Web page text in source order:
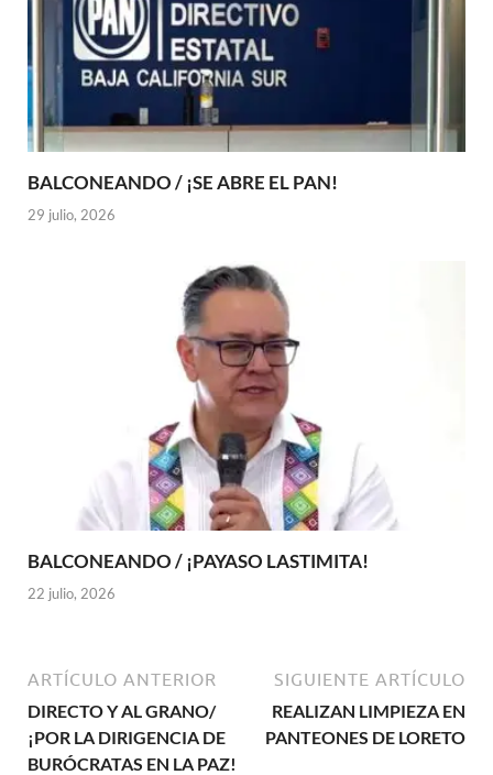
BALCONEANDO / ¡SE ABRE EL PAN!
29 julio, 2026
BALCONEANDO / ¡PAYASO LASTIMITA!
22 julio, 2026
ARTÍCULO ANTERIOR
DIRECTO Y AL GRANO/
¡POR LA DIRIGENCIA DE
BURÓCRATAS EN LA PAZ!
SIGUIENTE ARTÍCULO
REALIZAN LIMPIEZA EN
PANTEONES DE LORETO